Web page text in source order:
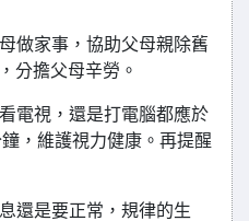
做家事，協助父母親除舊
分擔父母辛勞。
電視，還是打電腦都應於
，維護視力健康。再提醒
還是要正常，規律的生